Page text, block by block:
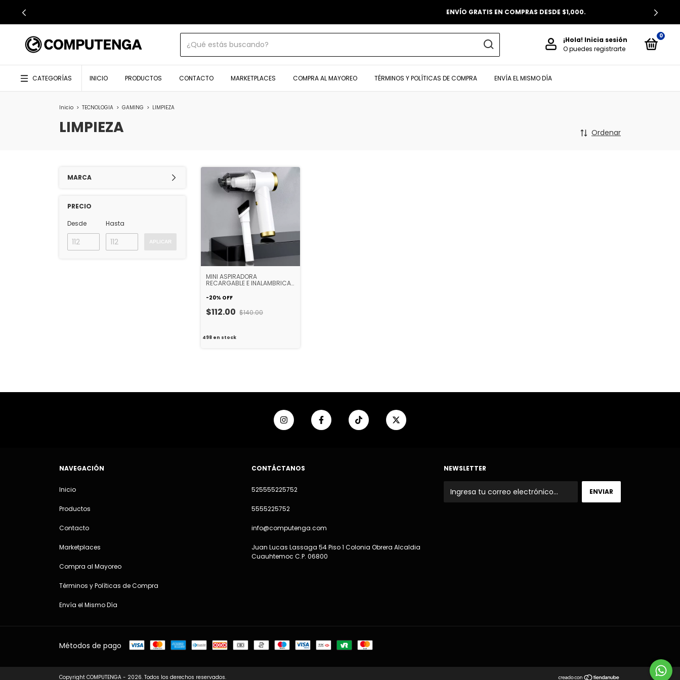
¡Hola! Inicia sesión
O puedes registrarte
0
CATEGORÍAS INICIO PRODUCTOS CONTACTO MARKETPLACES COMPRA AL MAYOREO TÉRMINOS Y POLÍTICAS DE COMPRA ENVÍA EL MISMO DÍA
Inicio > TECNOLOGIA > GAMING > LIMPIEZA
LIMPIEZA Ordenar
MARCA
PRECIO
Desde
Hasta
APLICAR
MINI ASPIRADORA
RECARGABLE E INALAMBRICA
-20% OFF
$112.00 $140.00
498en stock
NAVEGACIÓN
Inicio
Productos
Contacto
Marketplaces
Compra al Mayoreo
Términos y Políticas de Compra
Envía el Mismo Día
CONTÁCTANOS
525555225752
5555225752
info@computenga.com
Juan Lucas Lassaga 54 Piso 1 Colonia Obrera Alcaldia
Cuauhtemoc C.P. 06800
NEWSLETTER
Métodos de pago
Copyright COMPUTENGA - 2026. Todos los derechos reservados.